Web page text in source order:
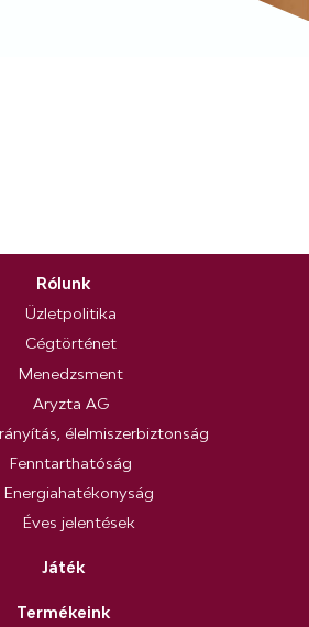
Rólunk
Üzletpolitika
Cégtörténet
Menedzsment
Aryzta AG
élelmiszerbiztonság
Fenntarthatóság
Energiahatékonyság
Éves jelentések
Játék
Termékeink